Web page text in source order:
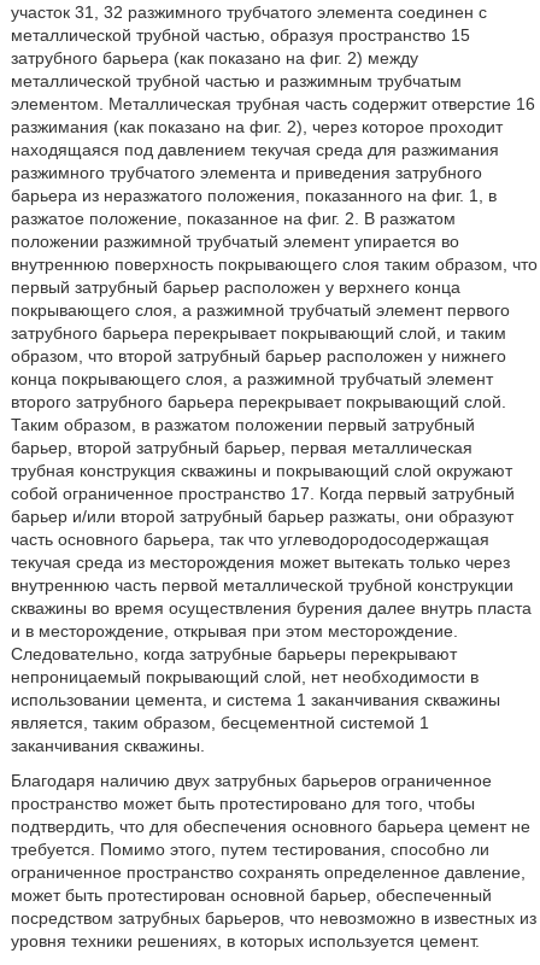
участок 31, 32 разжимного трубчатого элемента соединен с
металлической трубной частью, образуя пространство 15
затрубного барьера (как показано на фиг. 2) между
металлической трубной частью и разжимным трубчатым
элементом. Металлическая трубная часть содержит отверстие 16
разжимания (как показано на фиг. 2), через которое проходит
находящаяся под давлением текучая среда для разжимания
разжимного трубчатого элемента и приведения затрубного
барьера из неразжатого положения, показанного на фиг. 1, в
разжатое положение, показанное на фиг. 2. В разжатом
положении разжимной трубчатый элемент упирается во
внутреннюю поверхность покрывающего слоя таким образом, что
первый затрубный барьер расположен у верхнего конца
покрывающего слоя, а разжимной трубчатый элемент первого
затрубного барьера перекрывает покрывающий слой, и таким
образом, что второй затрубный барьер расположен у нижнего
конца покрывающего слоя, а разжимной трубчатый элемент
второго затрубного барьера перекрывает покрывающий слой.
Таким образом, в разжатом положении первый затрубный
барьер, второй затрубный барьер, первая металлическая
трубная конструкция скважины и покрывающий слой окружают
собой ограниченное пространство 17. Когда первый затрубный
барьер и/или второй затрубный барьер разжаты, они образуют
часть основного барьера, так что углеводородосодержащая
текучая среда из месторождения может вытекать только через
внутреннюю часть первой металлической трубной конструкции
скважины во время осуществления бурения далее внутрь пласта
и в месторождение, открывая при этом месторождение.
Следовательно, когда затрубные барьеры перекрывают
непроницаемый покрывающий слой, нет необходимости в
использовании цемента, и система 1 заканчивания скважины
является, таким образом, бесцементной системой 1
заканчивания скважины.
Благодаря наличию двух затрубных барьеров ограниченное
пространство может быть протестировано для того, чтобы
подтвердить, что для обеспечения основного барьера цемент не
требуется. Помимо этого, путем тестирования, способно ли
ограниченное пространство сохранять определенное давление,
может быть протестирован основной барьер, обеспеченный
посредством затрубных барьеров, что невозможно в известных из
уровня техники решениях, в которых используется цемент.